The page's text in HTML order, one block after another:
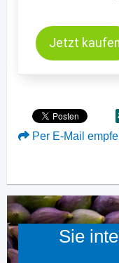
Jetzt kaufen
Per E-Mail
Sie